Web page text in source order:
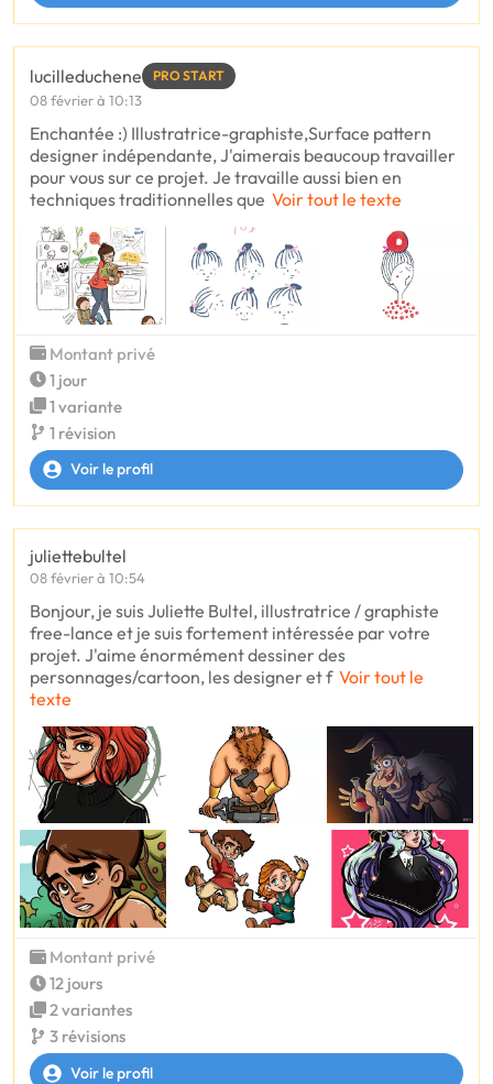
lucilleduchene PRO START
08 février à 10:13
Enchantée :) Illustratrice-graphiste,Surface pattern
designer indépendante, J'aimerais beaucoup travailler
pour vous sur ce projet. Je travaille aussi bien en
techniques traditionnelles que Voir tout le texte
Montant privé
1 jour
1 variante
1 révision
Voir le profil
juliettebultel
08 février à 10:54
Bonjour, je suis Juliette Bultel, illustratrice / graphiste
free-lance et je suis fortement intéressée par votre
projet. J'aime énormément dessiner des
personnages/cartoon, les designer et f Voir tout le
texte
Montant privé
12 jours
2 variantes
3 révisions
Voir le profil